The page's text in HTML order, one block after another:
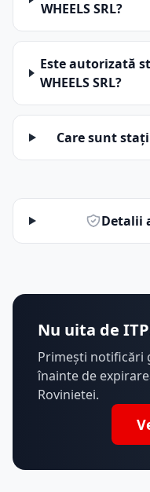
WHEELS SRL?
Este autorizată
WHEELS SRL?
Care sunt
Detalii
Nu uita de
Primești notificări
înainte de
Rovinietei.